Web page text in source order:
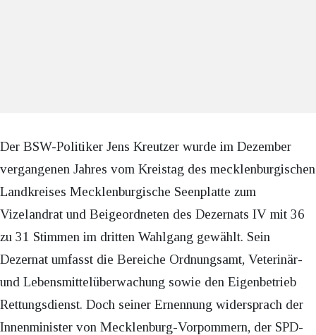
Der BSW-Politiker Jens Kreutzer wurde im Dezember
vergangenen Jahres vom Kreistag des mecklenburgischen
Landkreises Mecklenburgische Seenplatte zum
Vizelandrat und Beigeordneten des Dezernats IV mit 36
zu 31 Stimmen im dritten Wahlgang gewählt. Sein
Dezernat umfasst die Bereiche Ordnungsamt, Veterinär-
und Lebensmittelüberwachung sowie den Eigenbetrieb
Rettungsdienst. Doch seiner Ernennung widersprach der
Innenminister von Mecklenburg-Vorpommern, der SPD-